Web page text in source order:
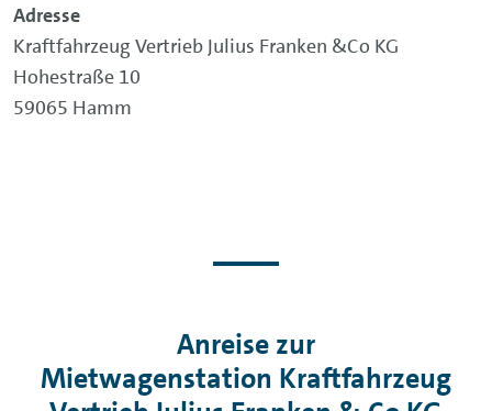
Adresse
Kraftfahrzeug Vertrieb Julius Franken &Co KG
Hohestraße 10
59065 Hamm
Anreise zur
Mietwagenstation Kraftfahrzeug